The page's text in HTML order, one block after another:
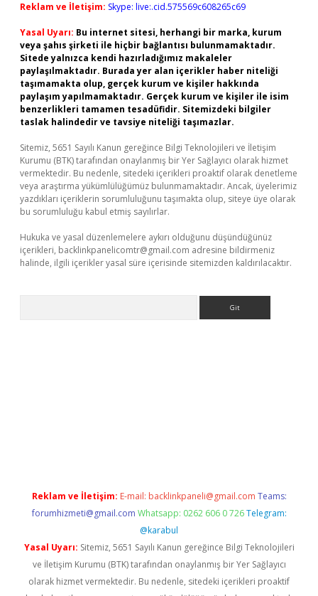
Reklam ve İletişim: Skype: live:.cid.575569c608265c69
Yasal Uyarı: Bu internet sitesi, herhangi bir marka, kurum
veya şahıs şirketi ile hiçbir bağlantısı bulunmamaktadır.
Sitede yalnızca kendi hazırladığımız makaleler
paylaşılmaktadır. Burada yer alan içerikler haber niteliği
taşımamakta olup, gerçek kurum ve kişiler hakkında
paylaşım yapılmamaktadır. Gerçek kurum ve kişiler ile isim
benzerlikleri tamamen tesadüfidir. Sitemizdeki bilgiler
taslak halindedir ve tavsiye niteliği taşımazlar.
Sitemiz, 5651 Sayılı Kanun gereğince Bilgi Teknolojileri ve İletişim
Kurumu (BTK) tarafından onaylanmış bir Yer Sağlayıcı olarak hizmet
vermektedir. Bu nedenle, sitedeki içerikleri proaktif olarak denetleme
veya araştırma yükümlülüğümüz bulunmamaktadır. Ancak, üyelerimiz
yazdıkları içeriklerin sorumluluğunu taşımakta olup, siteye üye olarak
bu sorumluluğu kabul etmiş sayılırlar.
Hukuka ve yasal düzenlemelere aykırı olduğunu düşündüğünüz
içerikleri, backlinkpanelicomtr@gmail.com adresine bildirmeniz
halinde, ilgili içerikler yasal süre içerisinde sitemizden kaldırılacaktır.
Reklam ve İletişim: E-mail: backlinkpaneli@gmail.com Teams:
forumhizmeti@gmail.com Whatsapp: 0262 606 0 726 Telegram:
@karabul
Yasal Uyarı: Sitemiz, 5651 Sayılı Kanun gereğince Bilgi Teknolojileri
ve İletişim Kurumu (BTK) tarafından onaylanmış bir Yer Sağlayıcı
olarak hizmet vermektedir. Bu nedenle, sitedeki içerikleri proaktif